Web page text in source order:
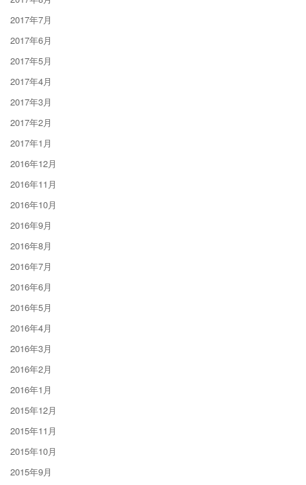
2017年7月
2017年6月
2017年5月
2017年4月
2017年3月
2017年2月
2017年1月
2016年12月
2016年11月
2016年10月
2016年9月
2016年8月
2016年7月
2016年6月
2016年5月
2016年4月
2016年3月
2016年2月
2016年1月
2015年12月
2015年11月
2015年10月
2015年9月